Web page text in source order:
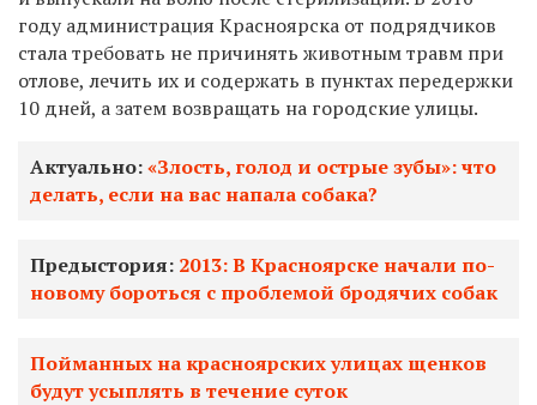
году администрация Красноярска от подрядчиков
стала требовать не причинять животным травм при
отлове, лечить их и содержать в пунктах передержки
10 дней, а затем возвращать на городские улицы.
Актуально:«Злость, голод и острые зубы»: что
делать, если на вас напала собака?
Предыстория: 2013: В Красноярске начали по-
новому бороться с проблемой бродячих собак
Пойманных на красноярских улицах щенков
будут усыплять в течение суток